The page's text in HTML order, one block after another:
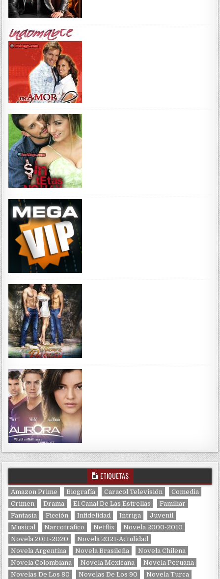
ETIQUETAS
Amazon Prime Biografía Caracol Televisión
Comedia
Crimen
Drama El Canal De Las Estrellas
Familiar
Fantasía
Ficción Infidelidad Intriga
Juvenil
Musical
Narcotráfico Netflix
Novela 2000-2010
Novela 2011-2020
Novela 2021-Actulidad
Novela Argentina
Novela Brasileña
Novela Chilena
Novela Colombiana
Novela Mexicana
Novela Peruana
Novelas De Los 80
Novelas De Los 90 Novela Turca